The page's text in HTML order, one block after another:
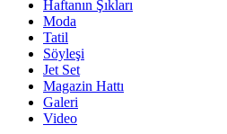
Haftanın Şıkları
Moda
Tatil
Söyleşi
Jet Set
Magazin Hattı
Galeri
Video